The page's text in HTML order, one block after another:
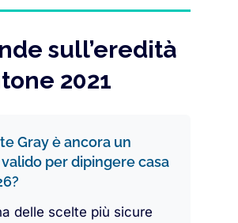
sull’eredità
2021
Gray è ancora un
per dipingere casa
delle scelte più sicure